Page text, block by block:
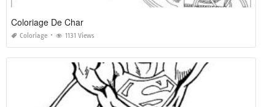
Coloriage De Char
Coloriage 1131 Views